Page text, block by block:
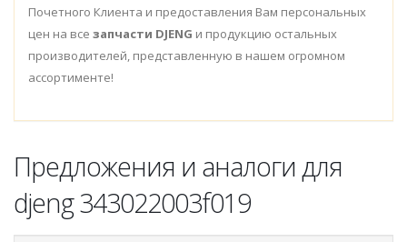
Почетного Клиента и предоставления Вам персональных
цен на все запчасти DJENG и продукцию остальных
производителей, представленную в нашем огромном
ассортименте!
Предложения и аналоги для
djeng 343022003f019